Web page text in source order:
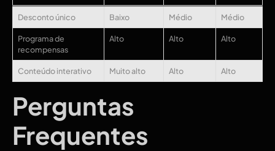
Desconto único Baixo Médio Médio
Programa de
recompensas
Alto Alto Alto
Conteúdo interativo Muito alto Alto Alto
Perguntas
Frequentes